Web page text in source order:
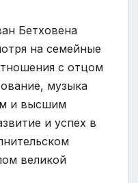
Бетховена
на семейные
с отцом
музыка
и высшим
и успех в
великой